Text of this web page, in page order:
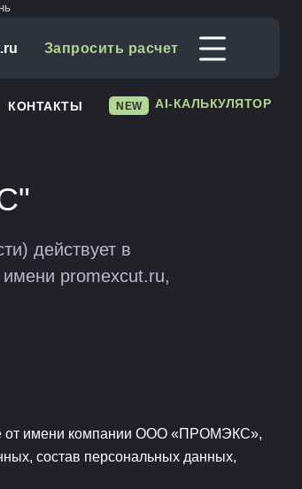
Запросить расчет
КОНТАКТЫ NEW AI-КАЛЬКУЛЯТОР
действует в
promexcut.ru,
от имени компании ООО «ПРОМЭКС»,
состав персональных данных,